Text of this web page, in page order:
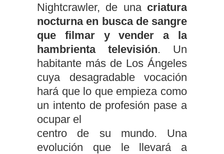
Nightcrawler, de una criatura
nocturna en busca de sangre
que filmar y vender a la
hambrienta televisión. Un
habitante más de Los Ángeles
cuya desagradable vocación
hará que lo que empieza como
un intento de profesión pase a
ocupar el
centro de su mundo. Una
evolución que le llevará a